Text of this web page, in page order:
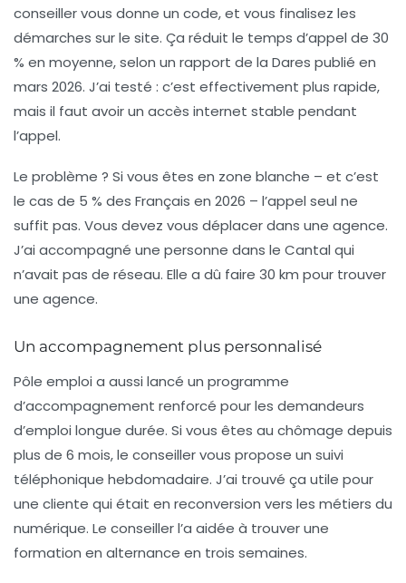
conseiller vous donne un code, et vous finalisez les
démarches sur le site. Ça réduit le temps d’appel de 30
% en moyenne, selon un rapport de la Dares publié en
mars 2026. J’ai testé : c’est effectivement plus rapide,
mais il faut avoir un accès internet stable pendant
l’appel.
Le problème ? Si vous êtes en zone blanche – et c’est
le cas de 5 % des Français en 2026 – l’appel seul ne
suffit pas. Vous devez vous déplacer dans une agence.
J’ai accompagné une personne dans le Cantal qui
n’avait pas de réseau. Elle a dû faire 30 km pour trouver
une agence.
Un accompagnement plus personnalisé
Pôle emploi a aussi lancé un programme
d’accompagnement renforcé pour les demandeurs
d’emploi longue durée. Si vous êtes au chômage depuis
plus de 6 mois, le conseiller vous propose un suivi
téléphonique hebdomadaire. J’ai trouvé ça utile pour
une cliente qui était en reconversion vers les métiers du
numérique. Le conseiller l’a aidée à trouver une
formation en alternance en trois semaines.